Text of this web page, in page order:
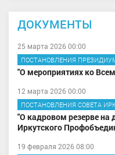
ДОКУМЕНТЫ
25 марта 2026 00:00
ПОСТАНОВЛЕНИЯ
"О мероприятиях ко
12 марта 2026 00:00
ПОСТАНОВЛЕНИЯ СОВЕТА
"О кадровом резерве на
Иркутского
19 февраля 2026 08:00